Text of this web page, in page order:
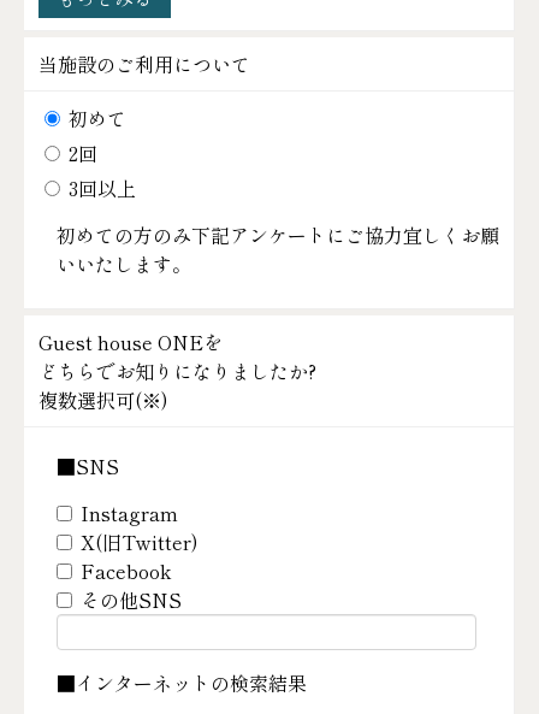
当施設のご利用について
初めて
2回
3回以上
初めての方のみ下記アンケートにご協力宜しくお願
いいたします。
Guest house ONEを
どちらでお知りになりましたか?
複数選択可(※)
■SNS
Instagram
X(旧Twitter)
Facebook
その他SNS
■インターネットの検索結果